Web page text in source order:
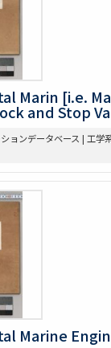
Marin [i.e.
and Stop
ョンデータベース | 工学
Marine